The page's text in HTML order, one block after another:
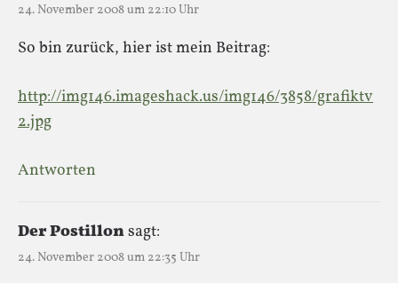
24. November 2008 um 22:10 Uhr
So bin zurück, hier ist mein Beitrag:
http://img146.imageshack.us/img146/3858/grafiktv
2.jpg
Antworten
Der Postillonsagt:
24. November 2008 um 22:35 Uhr